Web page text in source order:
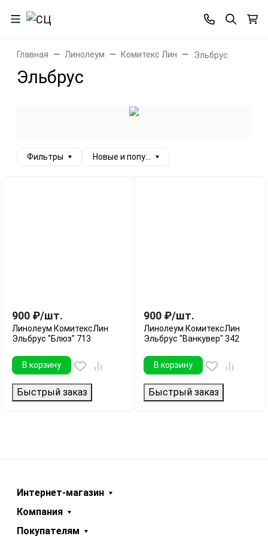
Главная Линолеум Комитекс Лин Эльбрус
Эльбрус
Фильтры Новые и популярные
900 ₽/шт.
Линолеум КомитексЛин
Эльбрус "Блюз" 713
В корзину
Быстрый заказ
900 ₽/шт.
Линолеум КомитексЛин
Эльбрус "Ванкувер" 342
В корзину
Быстрый заказ
Интернет-магазин
Компания
Покупателям